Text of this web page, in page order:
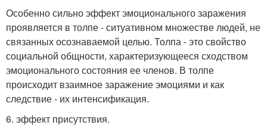
Особенно сильно эффект эмоционального заражения
проявляется в толпе - ситуативном множестве людей, не
связанных осознаваемой целью. Толпа - это свойство
социальной общности, характеризующееся сходством
эмоционального состояния ее членов. В толпе
происходит взаимное заражение эмоциями и как
следствие - их интенсификация.
6. эффект присутствия.